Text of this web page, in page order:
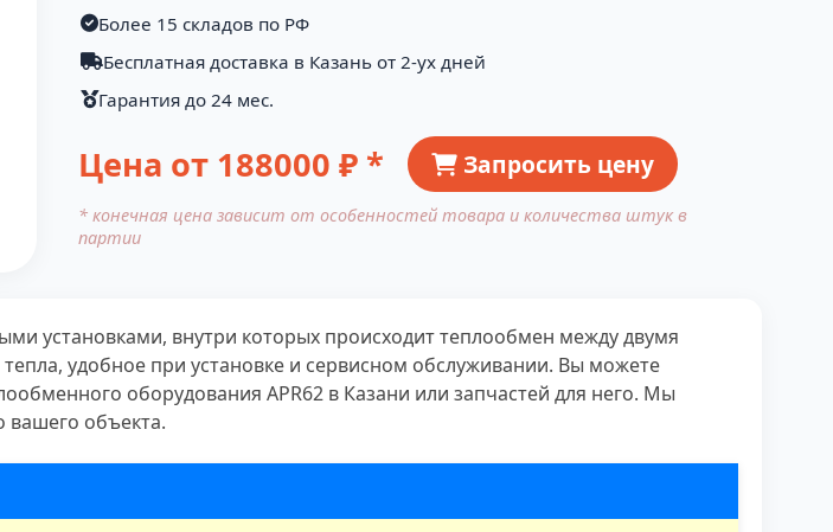
Более 15 складов по РФ
Бесплатная доставка в Казань от 2-ух дней
Гарантия до 24 мес.
Цена от 188000 ₽ * Запросить цену
* конечная цена зависит от особенностей товара и количества штук в
партии
установками, внутри которых происходит теплообмен между двумя
удобное при установке и сервисном обслуживании. Вы можете
оборудования APR62 в Казани или запчастей для него. Мы
вашего объекта.